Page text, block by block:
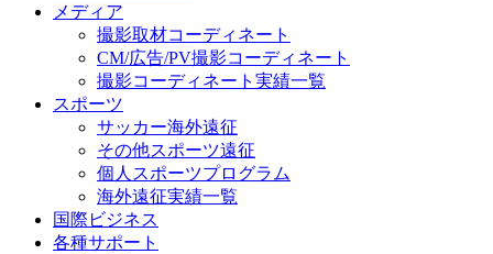
メディア
撮影取材コーディネート
CM/広告/PV撮影コーディネート
撮影コーディネート実績一覧
スポーツ
サッカー海外遠征
その他スポーツ遠征
個人スポーツプログラム
海外遠征実績一覧
国際ビジネス
各種サポート